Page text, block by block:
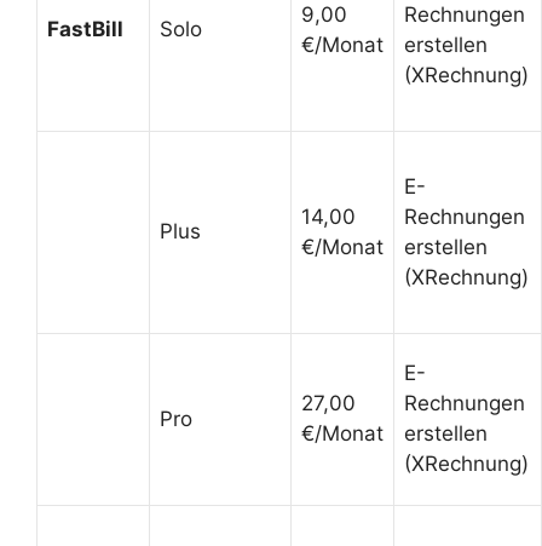
FastBill Solo
9,00
€/Monat
Rechnungen
erstellen
(XRechnung)
Plus
14,00
€/Monat
E-
Rechnungen
erstellen
(XRechnung)
Pro
27,00
€/Monat
E-
Rechnungen
erstellen
(XRechnung)